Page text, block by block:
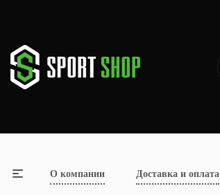
О компании Доставка и оплата